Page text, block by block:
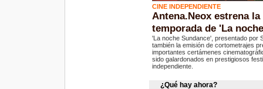
CINE INDEPENDIENTE
Antena.Neox estrena
temporada de 'La
'La noche Sundance', presentado por
también la emisión de cortometrajes
importantes certámenes
sido galardonados en prestigiosos
independiente.
¿Qué hay ahora?